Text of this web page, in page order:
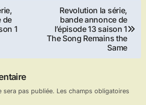
de
1
Revolution la série,
bande annonce de
l’épisode 13 saison 1
The Song Remains the
Same
sera pas publiée. Les champs obligatoires